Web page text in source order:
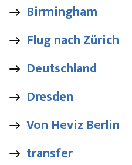
Birmingham
Flug nach Zürich
Deutschland
Dresden
Von Heviz Berlin
transfer